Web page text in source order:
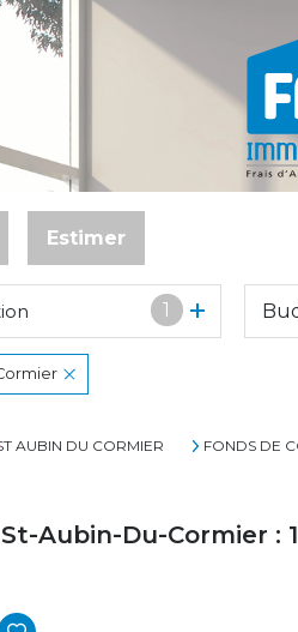
pro
Estimer
1
AUBIN DU CORMIER FONDS DE
Aubin-Du-Cormier : 1